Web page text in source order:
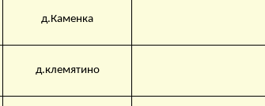
д.Каменка
д.клемятино